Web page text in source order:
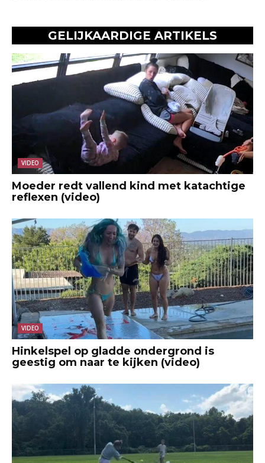
GELIJKAARDIGE ARTIKELS
VIDEO
Moeder redt vallend kind met katachtige
reflexen (video)
VIDEO
Hinkelspel op gladde ondergrond is
geestig om naar te kijken (video)